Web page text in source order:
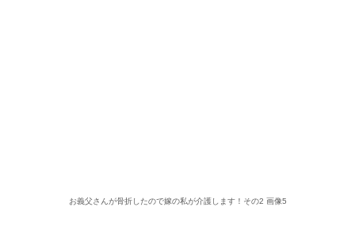
お義父さんが骨折したので嫁の私が介護します！その2 画像5